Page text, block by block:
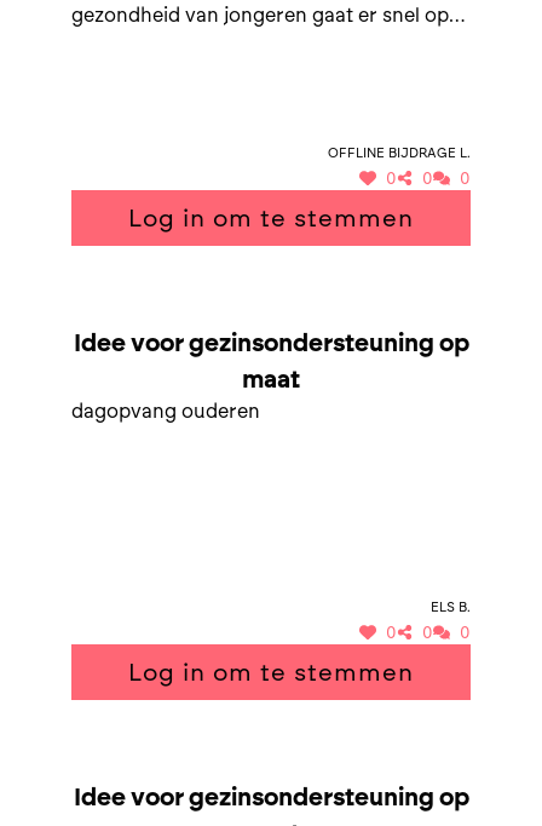
gezondheid van jongeren gaat er snel op
Offline bijdrage L.
0 0 0
Log in om te stemmen
Idee voor gezinsondersteuning op
maat
dagopvang ouderen
Els B.
0 0 0
Log in om te stemmen
Idee voor gezinsondersteuning op